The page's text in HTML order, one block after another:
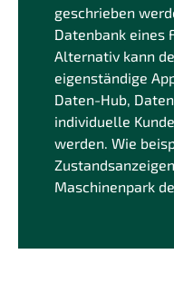
geschrieben
Datenbank eines
Alternativ kann
eigenständige
Daten-Hub,
individuelle
werden. Wie
Maschinenpark